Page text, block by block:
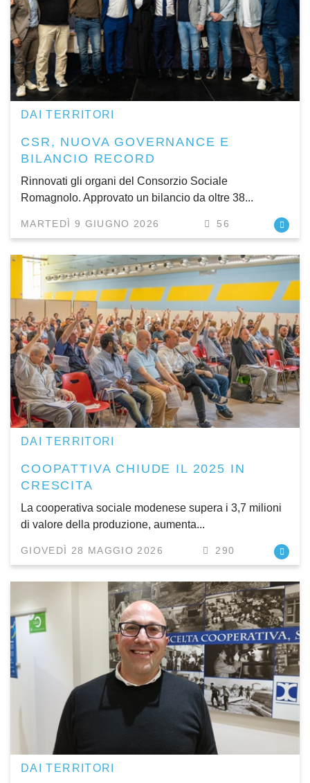
DAI TERRITORI
CSR, NUOVA GOVERNANCE E
BILANCIO RECORD
Rinnovati gli organi del Consorzio Sociale
Romagnolo. Approvato un bilancio da oltre 38...
MARTEDÌ 9 GIUGNO 2026 56
DAI TERRITORI
COOPATTIVA CHIUDE IL 2025 IN
CRESCITA
La cooperativa sociale modenese supera i 3,7 milioni
di valore della produzione, aumenta...
GIOVEDÌ 28 MAGGIO 2026 290
DAI TERRITORI